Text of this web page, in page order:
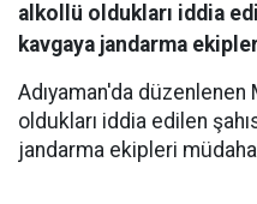
alkollü oldukları iddia
kavgaya jandarma
Adıyaman'da
oldukları iddia edilen
jandarma ekipleri